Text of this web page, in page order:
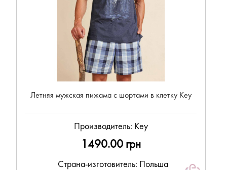
Летняя мужская пижама с шортами в клетку Key
Производитель: Key
1490.00 грн
Страна-изготовитель: Польша